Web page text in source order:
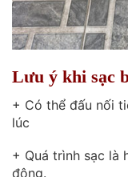
Lưu ý khi sạc
+ Có thể đấu nối
lúc
+ Quá trình sạc là
động.